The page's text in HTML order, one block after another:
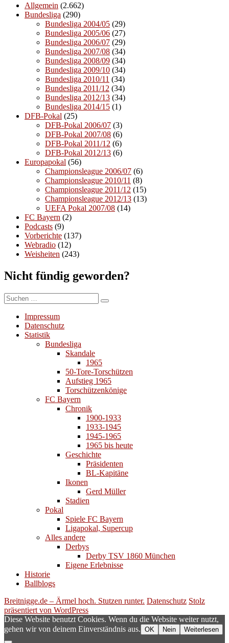
Allgemein (2.662)
Bundesliga (290)
Bundesliga 2004/05 (29)
Bundesliga 2005/06 (27)
Bundesliga 2006/07 (29)
Bundesliga 2007/08 (34)
Bundesliga 2008/09 (34)
Bundesliga 2009/10 (34)
Bundesliga 2010/11 (34)
Bundesliga 2011/12 (34)
Bundesliga 2012/13 (34)
Bundesliga 2014/15 (1)
DFB-Pokal (25)
DFB-Pokal 2006/07 (3)
DFB-Pokal 2007/08 (6)
DFB-Pokal 2011/12 (6)
DFB-Pokal 2012/13 (6)
Europapokal (56)
Championsleague 2006/07 (6)
Championsleague 2010/11 (8)
Championsleague 2011/12 (15)
Championsleague 2012/13 (13)
UEFA Pokal 2007/08 (14)
FC Bayern (2)
Podcasts (9)
Vorberichte (137)
Webradio (12)
Weisheiten (243)
Nicht fündig geworden?
Suchen
nach:
Suchen
Impressum
Datenschutz
Statistik
Bundesliga
Skandale
1965
50-Tore-Torschützen
Aufstieg 1965
Torschützenkönige
FC Bayern
Chronik
1900-1933
1933-1945
1945-1965
1965 bis heute
Geschichte
Präsidenten
BL-Kapitäne
Ikonen
Gerd Müller
Stadien
Pokal
Spiele FC Bayern
Ligapokal, Supercup
Alles andere
Derbys
Derby TSV 1860 München
Eigene Erlebnisse
Historie
Ballblogs
Breitnigge.de – Ärmel hoch. Stutzen runter. Datenschutz Stolz
präsentiert von WordPress
Diese Website benutzt Cookies. Wenn du die Website weiter nutzt,
gehen wir von deinem Einverständnis aus. OK Nein Weiterlesen